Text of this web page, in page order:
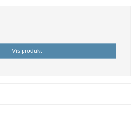
Vis produkt